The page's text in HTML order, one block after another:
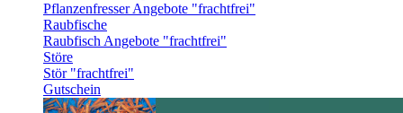
Pflanzenfresser Angebote "frachtfrei"
Raubfische
Raubfisch Angebote "frachtfrei"
Störe
Stör "frachtfrei"
Gutschein